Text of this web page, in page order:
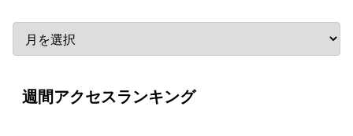
週間アクセスランキング